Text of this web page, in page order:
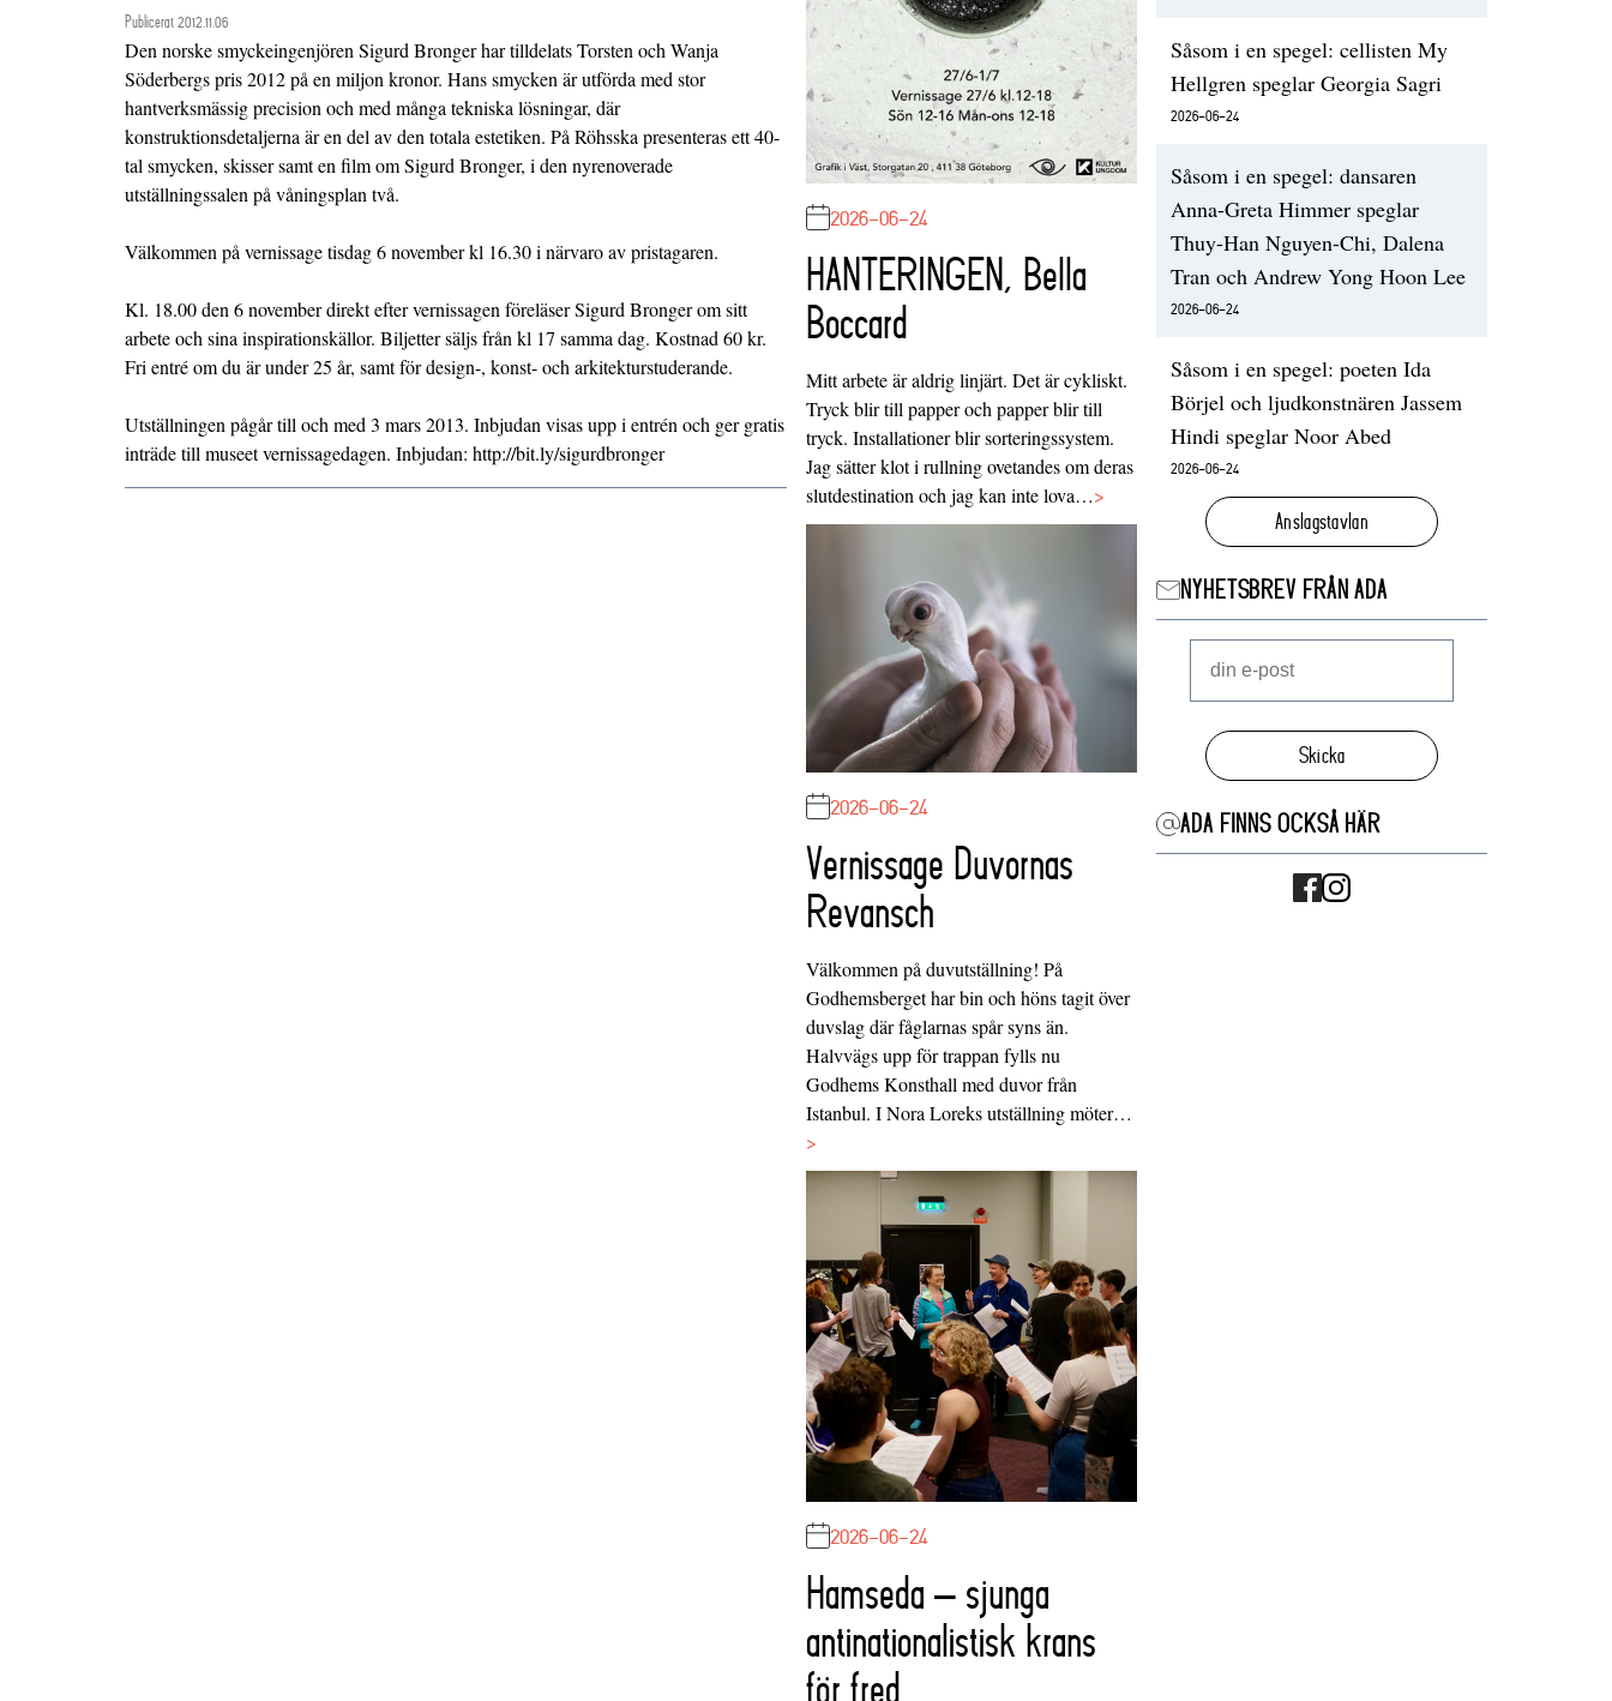
Publicerat 2012.11.06
Den norske smyckeingenjören Sigurd Bronger har tilldelats Torsten och Wanja
Söderbergs pris 2012 på en miljon kronor. Hans smycken är utförda med stor
hantverksmässig precision och med många tekniska lösningar, där
konstruktionsdetaljerna är en del av den totala estetiken. På Röhsska presenteras ett 40-
tal smycken, skisser samt en film om Sigurd Bronger, i den nyrenoverade
utställningssalen på våningsplan två.
Välkommen på vernissage tisdag 6 november kl 16.30 i närvaro av pristagaren.
Kl. 18.00 den 6 november direkt efter vernissagen föreläser Sigurd Bronger om sitt
arbete och sina inspirationskällor. Biljetter säljs från kl 17 samma dag. Kostnad 60 kr.
Fri entré om du är under 25 år, samt för design-, konst- och arkitekturstuderande.
Utställningen pågår till och med 3 mars 2013. Inbjudan visas upp i entrén och ger gratis
inträde till museet vernissagedagen. Inbjudan: http://bit.ly/sigurdbronger
2026-06-24
HANTERINGEN, Bella
Boccard
Mitt arbete är aldrig linjärt. Det är cykliskt.
Tryck blir till papper och papper blir till
tryck. Installationer blir sorteringssystem.
Jag sätter klot i rullning ovetandes om deras
slutdestination och jag kan inte lova…>
2026-06-24
Vernissage Duvornas
Revansch
Välkommen på duvutställning! På
Godhemsberget har bin och höns tagit över
duvslag där fåglarnas spår syns än.
Halvvägs upp för trappan fylls nu
Godhems Konsthall med duvor från
Istanbul. I Nora Loreks utställning möter…
>
2026-06-24
Hamseda – sjunga
antinationalistisk krans
för fred
Såsom i en spegel: cellisten My
Hellgren speglar Georgia Sagri
2026-06-24
Såsom i en spegel: dansaren
Anna-Greta Himmer speglar
Thuy-Han Nguyen-Chi, Dalena
Tran och Andrew Yong Hoon Lee
2026-06-24
Såsom i en spegel: poeten Ida
Börjel och ljudkonstnären Jassem
Hindi speglar Noor Abed
2026-06-24
Anslagstavlan
NYHETSBREV FRÅN ADA
Skicka
ADA FINNS OCKSÅ HÄR